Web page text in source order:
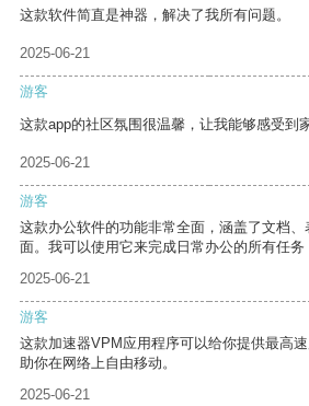
这款软件简直是神器，解决了我所有问题。
2025-06-21
游客
这款app的社区氛围很温馨，让我能够感受到
2025-06-21
游客
这款办公软件的功能非常全面，涵盖了文档
面。我可以使用它来完成日常办公的所有任务
2025-06-21
游客
这款加速器VPM应用程序可以给你提供最高
助你在网络上自由移动。
2025-06-21